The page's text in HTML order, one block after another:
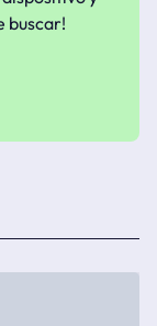
buscar!